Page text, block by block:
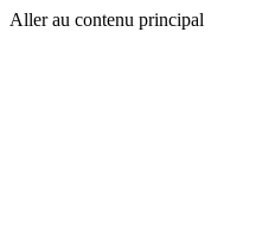
Aller au contenu principal